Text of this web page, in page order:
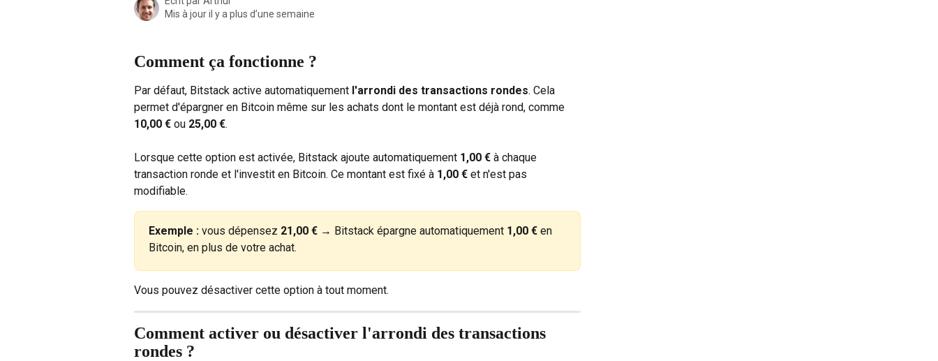
Mis à jour il y a plus d’une semaine
Comment ça fonctionne ?
Par défaut, Bitstack active automatiquement l'arrondi des transactions rondes. Cela
permet d'épargner en Bitcoin même sur les achats dont le montant est déjà rond, comme
10,00 € ou 25,00 €.
Lorsque cette option est activée, Bitstack ajoute automatiquement 1,00 € à chaque
transaction ronde et l'investit en Bitcoin. Ce montant est fixé à 1,00 € et n'est pas
modifiable.
Exemple : vous dépensez 21,00 € → Bitstack épargne automatiquement 1,00 € en
Bitcoin, en plus de votre achat.
Vous pouvez désactiver cette option à tout moment.
Comment activer ou désactiver l'arrondi des transactions
rondes ?